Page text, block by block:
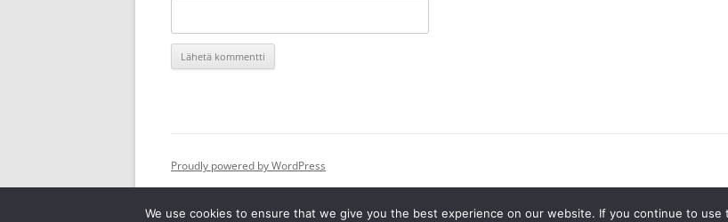
Proudly powered by WordPress
We use cookies to ensure that we give you the best experience on our website. If you continue to